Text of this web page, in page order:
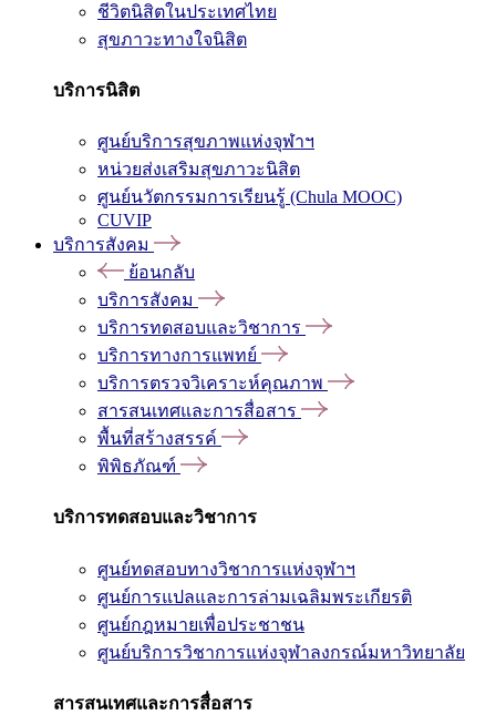
ชีวิตนิสิตในประเทศไทย
สุขภาวะทางใจนิสิต
บริการนิสิต
ศูนย์บริการสุขภาพแห่งจุฬาฯ
หน่วยส่งเสริมสุขภาวะนิสิต
ศูนย์นวัตกรรมการเรียนรู้ (Chula MOOC)
CUVIP
บริการสังคม
ย้อนกลับ
บริการสังคม
บริการทดสอบและวิชาการ
บริการทางการแพทย์
บริการตรวจวิเคราะห์คุณภาพ
สารสนเทศและการสื่อสาร
พื้นที่สร้างสรรค์
พิพิธภัณฑ์
บริการทดสอบและวิชาการ
ศูนย์ทดสอบทางวิชาการแห่งจุฬาฯ
ศูนย์การแปลและการล่ามเฉลิมพระเกียรติ
ศูนย์กฎหมายเพื่อประชาชน
ศูนย์บริการวิชาการแห่งจุฬาลงกรณ์มหาวิทยาลัย
สารสนเทศและการสื่อสาร